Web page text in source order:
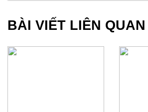
BÀI VIẾT LIÊN QUAN